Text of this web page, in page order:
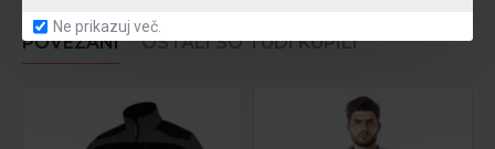
Ne prikazuj več.
POVEZANI OSTALI SO TUDI KUPILI